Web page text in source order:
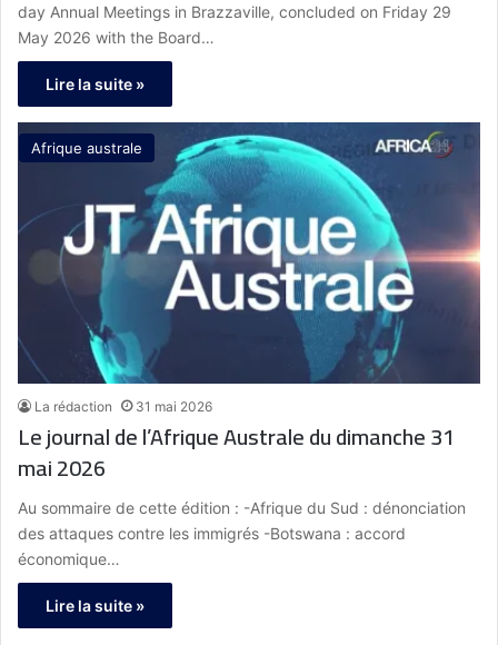
day Annual Meetings in Brazzaville, concluded on Friday 29
May 2026 with the Board…
Lire la suite »
Afrique australe
La rédaction 31 mai 2026
Le journal de l’Afrique Australe du dimanche 31
mai 2026
Au sommaire de cette édition : -Afrique du Sud : dénonciation
des attaques contre les immigrés -Botswana : accord
économique…
Lire la suite »